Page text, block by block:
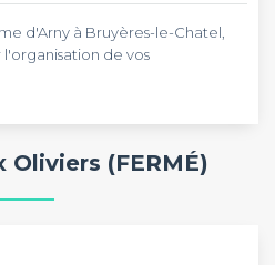
d'Arny à Bruyères-le-Chatel,
l'organisation de vos
ferme rénovée au cadre
L'établissement
salle à partir de 2 800€ TTC. Le
Oliviers (FERMÉ)